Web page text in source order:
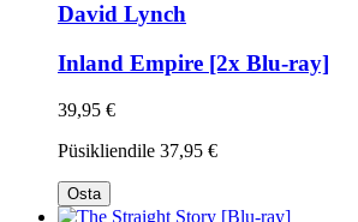
David Lynch
Inland Empire [2x Blu-ray]
39,95 €
Püsikliendile 37,95 €
Osta